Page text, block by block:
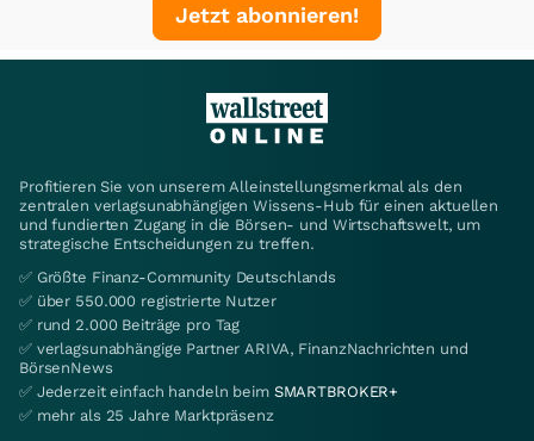
Jetzt abonnieren!
Profitieren Sie von unserem Alleinstellungsmerkmal als den
zentralen verlagsunabhängigen Wissens-Hub für einen aktuellen
und fundierten Zugang in die Börsen- und Wirtschaftswelt, um
strategische Entscheidungen zu treffen.
✅ Größte Finanz-Community Deutschlands
✅ über 550.000 registrierte Nutzer
✅ rund 2.000 Beiträge pro Tag
✅ verlagsunabhängige Partner ARIVA, FinanzNachrichten und
BörsenNews
✅ Jederzeit einfach handeln beim SMARTBROKER+
✅ mehr als 25 Jahre Marktpräsenz